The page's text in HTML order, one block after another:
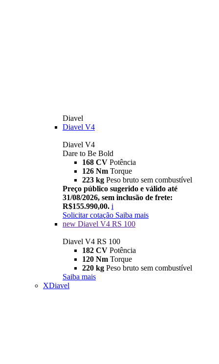
Diavel
Diavel V4
Diavel V4
Dare to Be Bold
168 CV Potência
126 Nm Torque
223 kg Peso bruto sem combustível
Preço público sugerido e válido até
31/08/2026, sem inclusão de frete:
R$155.990,00. i
Solicitar cotação Saiba mais
new Diavel V4 RS 100
Diavel V4 RS 100
182 CV Potência
120 Nm Torque
220 kg Peso bruto sem combustível
Saiba mais
XDiavel